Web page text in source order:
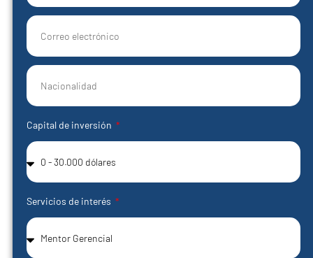
States
+1
Capital de inversión
Servicios de interés